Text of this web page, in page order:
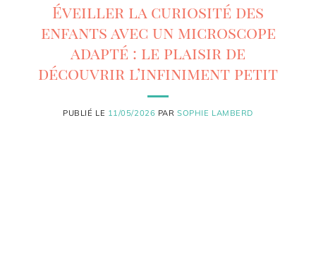
Éveiller la curiosité des
enfants avec un microscope
adapté : le plaisir de
découvrir l’infiniment petit
PUBLIÉ LE 11/05/2026 PARSOPHIE LAMBERD